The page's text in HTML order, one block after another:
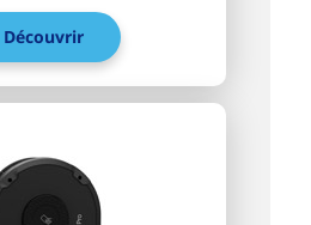
Découvrir